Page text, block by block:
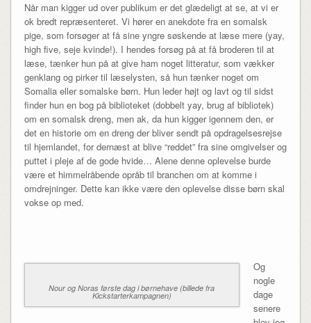
Når man kigger ud over publikum er det glædeligt at se, at vi er
ok bredt repræsenteret. Vi hører en anekdote fra en somalsk
pige, som forsøger at få sine yngre søskende at læse mere (yay,
high five, seje kvinde!). I hendes forsøg på at få broderen til at
læse, tænker hun på at give ham noget litteratur, som vækker
genklang og pirker til læselysten, så hun tænker noget om
Somalia eller somalske børn. Hun leder højt og lavt og til sidst
finder hun en bog på biblioteket (dobbelt yay, brug af bibliotek)
om en somalsk dreng, men ak, da hun kigger igennem den, er
det en historie om en dreng der bliver sendt på opdragelsesrejse
til hjemlandet, for dernæst at blive “reddet” fra sine omgivelser og
puttet i pleje af de gode hvide… Alene denne oplevelse burde
være et himmelråbende opråb til branchen om at komme i
omdrejninger. Dette kan ikke være den oplevelse disse børn skal
vokse op med.
Nour og Noras første dag i børnehave (billede fra
Kickstarterkampagnen)
Og
nogle
dage
senere